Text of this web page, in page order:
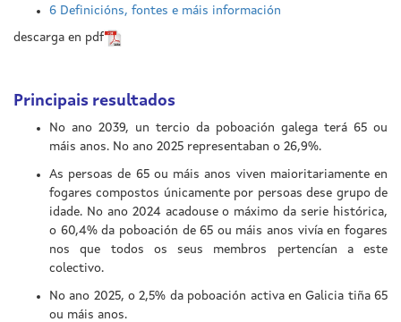
6 Definicións, fontes e máis información
descarga en pdf
Principais resultados
No ano 2039, un tercio da poboación galega terá 65 ou
máis anos. No ano 2025 representaban o 26,9%.
As persoas de 65 ou máis anos viven maioritariamente en
fogares compostos únicamente por persoas dese grupo de
idade. No ano 2024 acadouse o máximo da serie histórica,
o 60,4% da poboación de 65 ou máis anos vivía en fogares
nos que todos os seus membros pertencían a este
colectivo.
No ano 2025, o 2,5% da poboación activa en Galicia tiña 65
ou máis anos.